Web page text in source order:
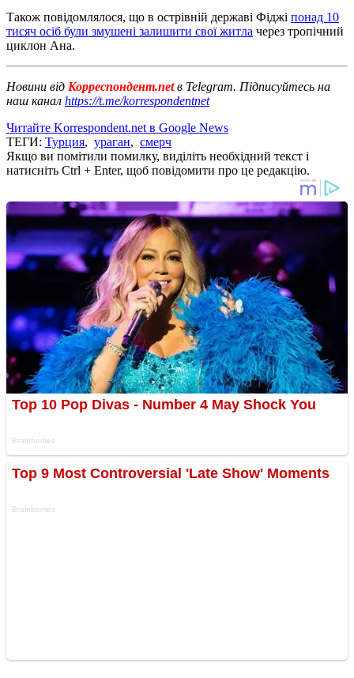
Також повідомлялося, що в острівній державі Фіджі понад 10
тисяч осіб були змушені залишити свої житла через тропічний
циклон Ана.
Новини від Корреспондент.netв Telegram. Підписуйтесь на
наш канал https://t.me/korrespondentnet
Читайте Korrespondent.net в Google News
ТЕГИ: Турция, ураган, смерч
Якщо ви помітили помилку, виділіть необхідний текст і
натисніть Ctrl + Enter, щоб повідомити про це редакцію.